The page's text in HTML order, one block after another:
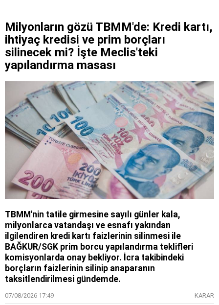
Milyonların gözü TBMM'de: Kredi kartı,
ihtiyaç kredisi ve prim borçları
silinecek mi? İşte Meclis'teki
yapılandırma masası
TBMM'nin tatile girmesine sayılı günler kala,
milyonlarca vatandaşı ve esnafı yakından
ilgilendiren kredi kartı faizlerinin silinmesi ile
BAĞKUR/SGK prim borcu yapılandırma teklifleri
komisyonlarda onay bekliyor. İcra takibindeki
borçların faizlerinin silinip anaparanın
taksitlendirilmesi gündemde.
07/08/2026 17:49 KARAR